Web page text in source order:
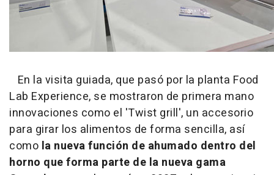
En la visita guiada, que pasó por la planta Food
Lab Experience, se mostraron de primera mano
innovaciones como el 'Twist grill', un accesorio
para girar los alimentos de forma sencilla, así
como la nueva función de ahumado dentro del
horno que forma parte de la nueva gama